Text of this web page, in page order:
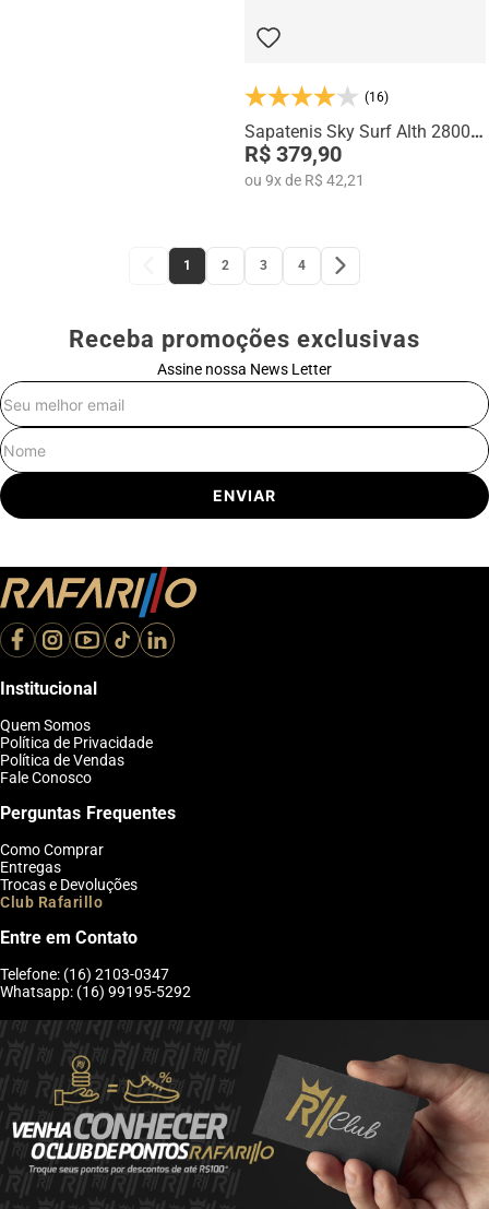
(16)
Sapatenis Sky Surf Alth 28001-
00
R$ 379,90
ou 9xde R$ 42,21
1 2 3 4
Receba promoções exclusivas
Assine nossa News Letter
ENVIAR
Institucional
Quem Somos
Política de Privacidade
Política de Vendas
Fale Conosco
Perguntas Frequentes
Como Comprar
Entregas
Trocas e Devoluções
Club Rafarillo
Entre em Contato
Telefone: (16) 2103-0347
Whatsapp: (16) 99195-5292